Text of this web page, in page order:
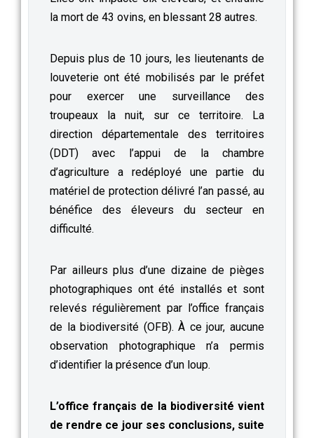
la mort de 43 ovins, en blessant 28 autres.
Depuis plus de 10 jours, les lieutenants de
louveterie ont été mobilisés par le préfet
pour exercer une surveillance des
troupeaux la nuit, sur ce territoire. La
direction départementale des territoires
(DDT) avec l’appui de la chambre
d’agriculture a redéployé une partie du
matériel de protection délivré l’an passé, au
bénéfice des éleveurs du secteur en
difficulté.
Par ailleurs plus d’une dizaine de pièges
photographiques ont été installés et sont
relevés régulièrement par l’office français
de la biodiversité (OFB). À ce jour, aucune
observation photographique n’a permis
d’identifier la présence d’un loup.
L’office français de la biodiversité vient
de rendre ce jour ses conclusions, suite